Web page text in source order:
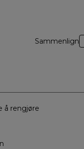
Sammenlign
å rengjøre